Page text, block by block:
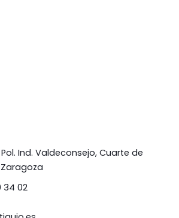
Ind. Valdeconsejo, Cuarte de
34 02